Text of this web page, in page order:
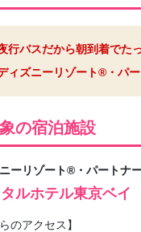
行バスだから朝到着でた
ィズニーリゾート®・パ
の宿泊施設
ーリゾート®・パートナ
ルホテル東京ベイ
のアクセス】